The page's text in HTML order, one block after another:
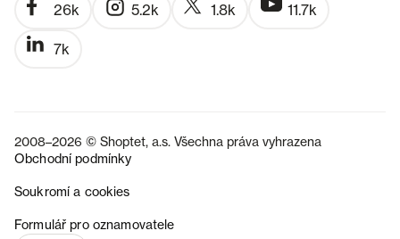
26k 5.2k 1.8k 11.7k
7k
2008–2026 © Shoptet, a.s. Všechna práva vyhrazena
Obchodní podmínky
Soukromí a cookies
Formulář pro oznamovatele